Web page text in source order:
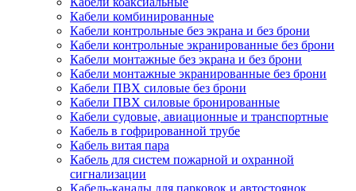
Кабели комбинированные
Кабели контрольные без экрана и без брони
Кабели контрольные экранированные без брони
Кабели монтажные без экрана и без брони
Кабели монтажные экранированные без брони
Кабели ПВХ силовые без брони
Кабели ПВХ силовые бронированные
Кабели судовые, авиационные и транспортные
Кабель в гофрированной трубе
Кабель витая пара
Кабель для систем пожарной и охранной
сигнализации
Кабель-каналы для парковок и автостоянок